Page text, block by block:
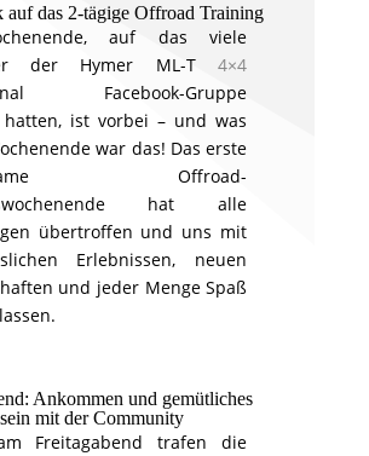
auf das 2-tägige Offroad Training
auf das viele
der Hymer ML-T4×4
Facebook-Gruppe
hatten, ist vorbei – und was
war das! Das erste
Offroad-
hat alle
übertroffen und uns mit
Erlebnissen, neuen
und jeder Menge Spaß
Ankommen und gemütliches
mit der Community
Freitagabend trafen die